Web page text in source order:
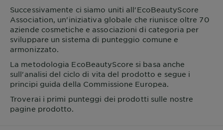
Successivamente ci siamo uniti all'EcoBeautyScore
Association, un'iniziativa globale che riunisce oltre 70
aziende cosmetiche e associazioni di categoria per
sviluppare un sistema di punteggio comune e
armonizzato.
La metodologia EcoBeautyScore si basa anche
sull'analisi del ciclo di vita del prodotto e segue i
principi guida della Commissione Europea.
Troverai i primi punteggi dei prodotti sulle nostre
pagine prodotto.